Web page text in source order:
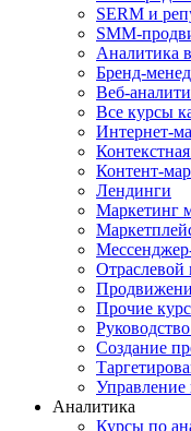
SERM и
SMM-
Аналитика
Бренд-
Веб-
Все курсы
Интернет-
Контент-
Лендинги
Маркетинг
Отраслевой
Прочие
Создание
Аналитика
Курсы по